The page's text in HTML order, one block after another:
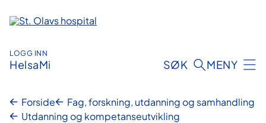
innhold
LOGG INN
HelsaMi SØK MENY
Forside
Fag, forskning, utdanning og samhandling
Utdanning og kompetanseutvikling